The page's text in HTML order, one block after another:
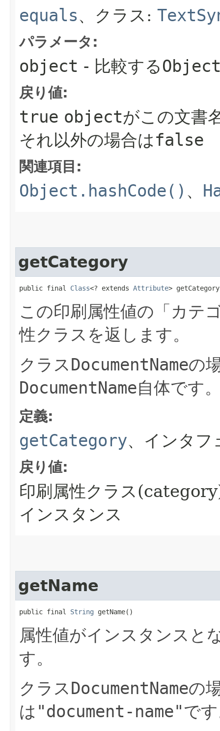
equals、クラス:
パラメータ:
object - 比較する
戻り値:
true objectがこの文書
それ以外の場合はfalse
関連項目:
Object.hashCode() 、
getCategory
public final Class<? extends Attribute>
この印刷属性値の「カテ
性クラスを返します。
クラスDocumentNameの
DocumentName自体です
定義:
getCategory、インタ
戻り値:
印刷属性クラス
インスタンス
getName
public final String getName()
属性値がインスタンスと
す。
クラスDocumentNameの
は "document-name"で